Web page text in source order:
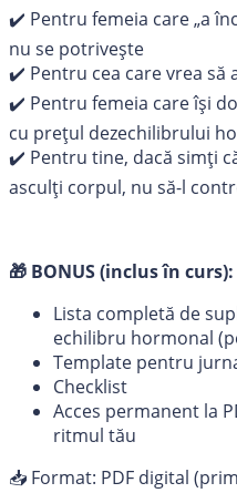
✔️ Pentru femeia care „a
nu se potrivește
✔️ Pentru cea care vrea să
✔️ Pentru femeia care își
cu prețul dezechilibrului
✔️ Pentru tine, dacă simți
asculți corpul, nu să-l
🎁 BONUS (inclus în curs):
Lista completă de
echilibru hormonal
Template pentru
Checklist
Acces permanent la
ritmul tău
📥 Format: PDF digital